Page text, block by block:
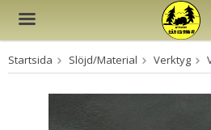
Produkten har blivit
Startsida Slöjd/Material Verktyg